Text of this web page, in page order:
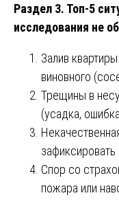
Раздел 3. Топ-5
исследования не
Залив
виновного
Трещины в
(усадка,
зафиксировать
Спор со
пожара или